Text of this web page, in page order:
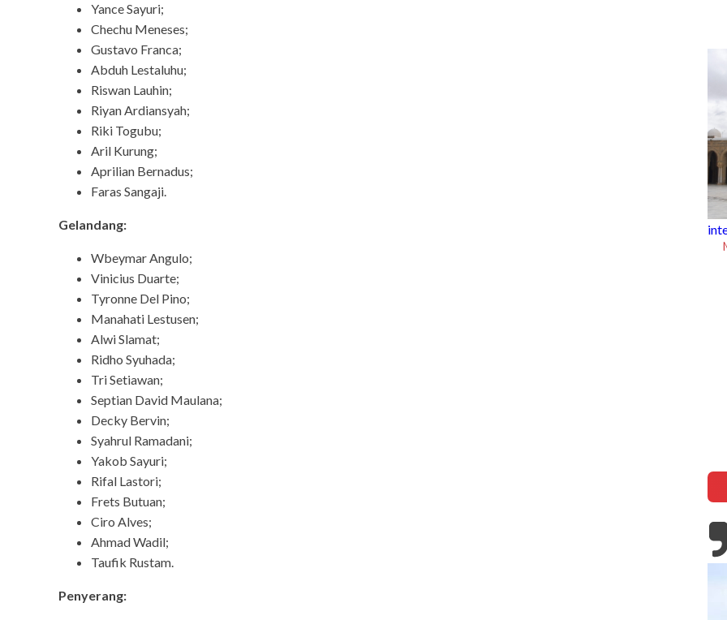
Yance Sayuri;
Chechu Meneses;
Gustavo Franca;
Abduh Lestaluhu;
Riswan Lauhin;
Riyan Ardiansyah;
Riki Togubu;
Aril Kurung;
Aprilian Bernadus;
Faras Sangaji.
Gelandang:
Wbeymar Angulo;
Vinicius Duarte;
Tyronne Del Pino;
Manahati Lestusen;
Alwi Slamat;
Ridho Syuhada;
Tri Setiawan;
Septian David Maulana;
Decky Bervin;
Syahrul Ramadani;
Yakob Sayuri;
Rifal Lastori;
Frets Butuan;
Ciro Alves;
Ahmad Wadil;
Taufik Rustam.
Penyerang:
Mengenal Masjid Agung
Tunisia yang Berusia 1.300